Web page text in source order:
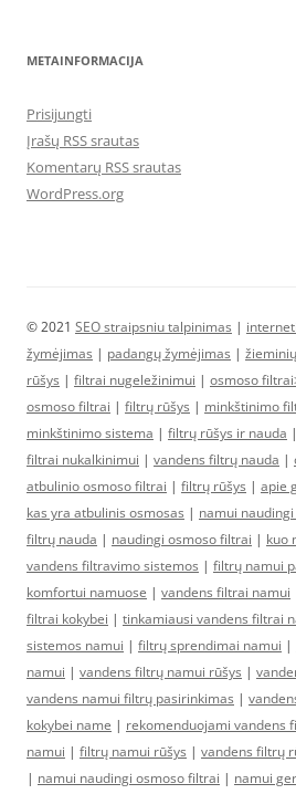
METAINFORMACIJA
Prisijungti
Įrašų RSS srautas
Komentarų RSS srautas
WordPress.org
© 2021 SEO straipsniu talpinimas |
žymėjimas | padangų žymėjimas |
rūšys | filtrai nugeležinimui | osmoso
osmoso filtrai | filtrų rūšys | minkštinimo
minkštinimo sistema | filtrų rūšys ir nauda |
filtrai nukalkinimui | vandens filtrų nauda |
atbulinio osmoso filtrai | filtrų rūšys | apie
kas yra atbulinis osmosas | namui
filtrų nauda | naudingi osmoso filtrai | kuo
vandens filtravimo sistemos | filtrų namui
komfortui namuose | vandens filtrai namui
filtrai kokybei | tinkamiausi vandens filtrai
sistemos namui | filtrų sprendimai namui |
namui | vandens filtrų namui rūšys |
vandens namui filtrų pasirinkimas |
kokybei name | rekomenduojami vandens
namui | filtrų namui rūšys | vandens filtrų
| namui naudingi osmoso filtrai | namui